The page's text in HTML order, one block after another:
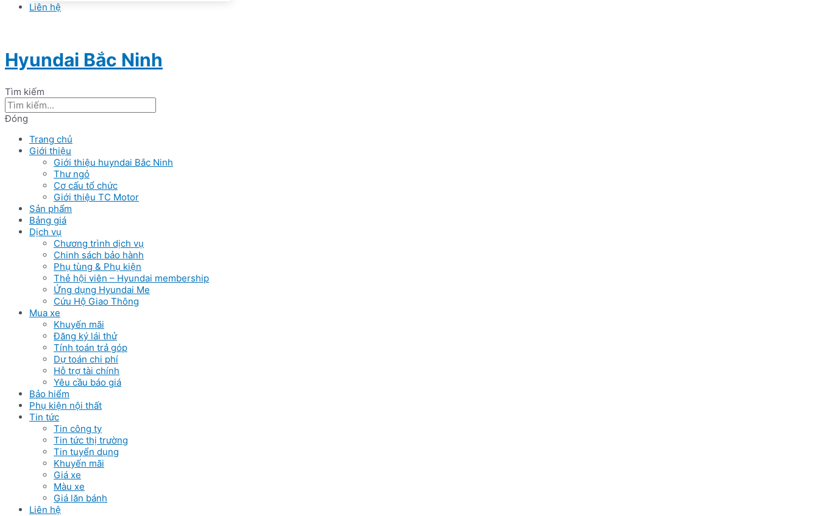
Liên hệ
Hyundai Bắc Ninh
Tìm kiếm
Đóng
Trang chủ
Giới thiệu
Giới thiệu huyndai Bắc Ninh
Thư ngỏ
Cơ cấu tổ chức
Giới thiệu TC Motor
Sản phẩm
Bảng giá
Dịch vụ
Chương trình dịch vụ
Chinh sách bảo hành
Phụ tùng & Phụ kiện
Thẻ hội viên – Hyundai membership
Ứng dụng Hyundai Me
Cứu Hộ Giao Thông
Mua xe
Khuyến mãi
Đăng ký lái thử
Tính toán trả góp
Dự toán chi phí
Hỗ trợ tài chính
Yêu cầu báo giá
Bảo hiểm
Phụ kiện nội thất
Tin tức
Tin công ty
Tin tức thị trường
Tin tuyển dụng
Khuyến mãi
Giá xe
Màu xe
Giá lăn bánh
Liên hệ